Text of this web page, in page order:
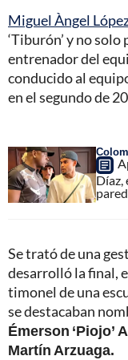
Miguel Àngel
‘Tiburón’ y no
entrenador del
conducido al
en el segundo de
Díaz,
Se trató de una
desarrolló la final,
timonel de una
se destacaban
Émerson ‘Piojo’
Martín Arzuaga.